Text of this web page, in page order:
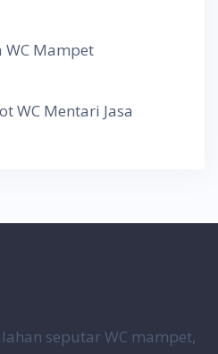
WC Mampet
WC Mentari Jasa
seputar WC mampet,